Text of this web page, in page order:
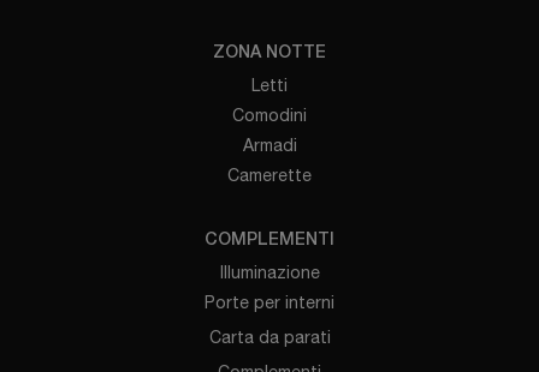
ZONA NOTTE
Letti
Comodini
Armadi
Camerette
COMPLEMENTI
Illuminazione
Porte per interni
Carta da parati